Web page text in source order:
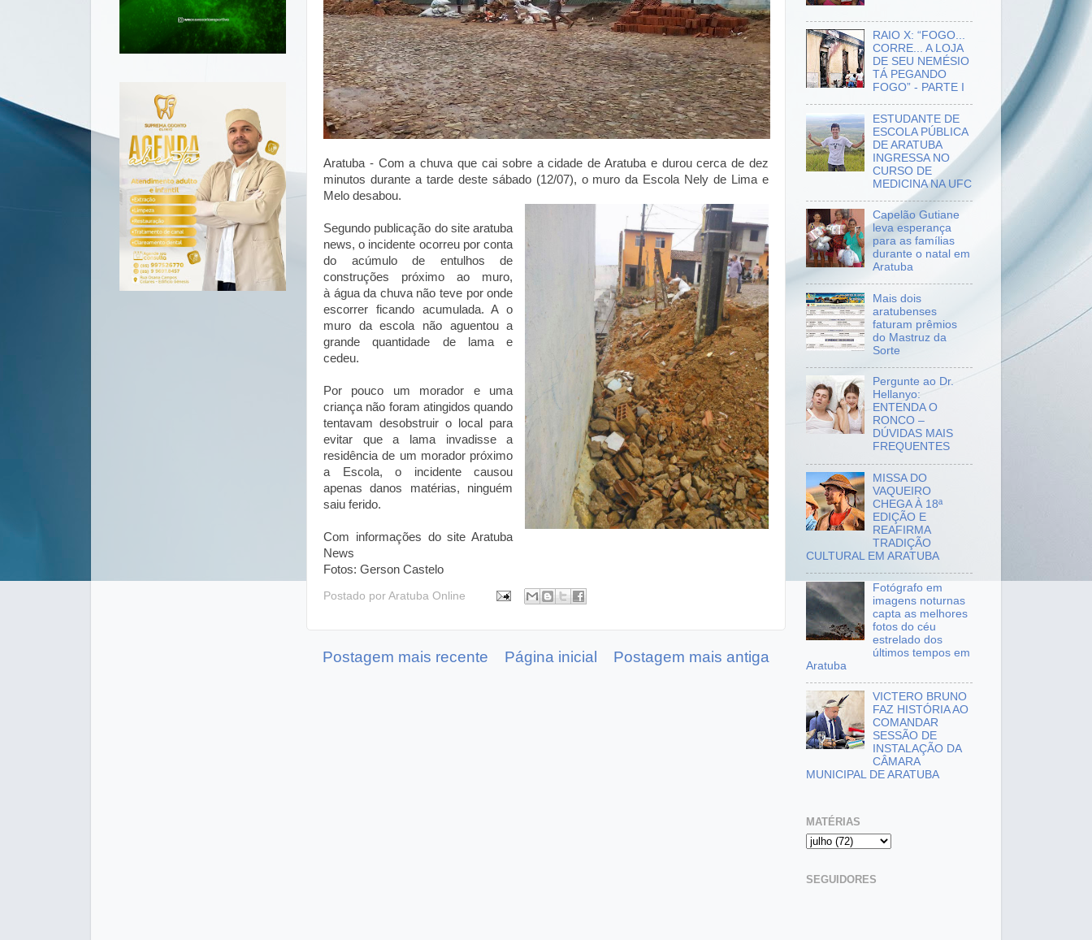
Aratuba - Com a chuva que cai sobre a cidade de Aratuba e durou cerca de dez
minutos durante a tarde deste sábado (12/07), o muro da Escola Nely de Lima e
Melo desabou.
Segundo publicação do site aratuba
news, o incidente ocorreu por conta
do acúmulo de entulhos de
construções próximo ao muro,
à água da chuva não teve por onde
escorrer ficando acumulada. A o
muro da escola não aguentou a
grande quantidade de lama e
cedeu.
Por pouco um morador e uma
criança não foram atingidos quando
tentavam desobstruir o local para
evitar que a lama invadisse a
residência de um morador próximo
a Escola, o incidente causou
apenas danos matérias, ninguém
saiu ferido.
Com informações do site Aratuba
News
Fotos: Gerson Castelo
Postado por Aratuba Online
Postagem mais recente Postagem mais antiga
Página inicial
RAIO X: “FOGO...
CORRE... A LOJA
DE SEU NEMÉSIO
TÁ PEGANDO
FOGO” - PARTE I
ESTUDANTE DE
ESCOLA PÚBLICA
DE ARATUBA
INGRESSA NO
CURSO DE
MEDICINA NA UFC
Capelão Gutiane
leva esperança
para as famílias
durante o natal em
Aratuba
Mais dois
aratubenses
faturam prêmios
do Mastruz da
Sorte
Pergunte ao Dr.
Hellanyo:
ENTENDA O
RONCO –
DÚVIDAS MAIS
FREQUENTES
MISSA DO
VAQUEIRO
CHEGA À 18ª
EDIÇÃO E
REAFIRMA
TRADIÇÃO
CULTURAL EM ARATUBA
Fotógrafo em
imagens noturnas
capta as melhores
fotos do céu
estrelado dos
últimos tempos em
Aratuba
VICTERO BRUNO
FAZ HISTÓRIA AO
COMANDAR
SESSÃO DE
INSTALAÇÃO DA
CÂMARA
MUNICIPAL DE ARATUBA
MATÉRIAS
SEGUIDORES